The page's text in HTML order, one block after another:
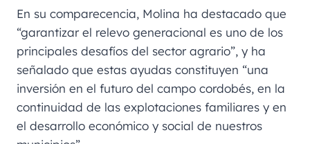
En su comparecencia, Molina ha destacado que
“garantizar el relevo generacional es uno de los
principales desafíos del sector agrario”, y ha
señalado que estas ayudas constituyen “una
inversión en el futuro del campo cordobés, en la
continuidad de las explotaciones familiares y en
el desarrollo económico y social de nuestros